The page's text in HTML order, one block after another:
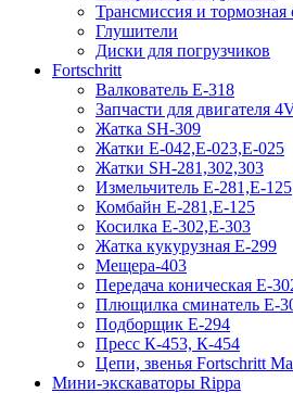
Трансмиссия и тормозная
Глушители
Диски для погрузчиков
Fortschritt
Валкователь Е-318
Запчасти для двигателя
Жатка SH-309
Жатки Е-042,Е-023,Е-025
Жатки SH-281,302,303
Измельчитель Е-281,Е-125
Комбайн Е-281,Е-125
Косилка Е-302,Е-303
Жатка кукурузная Е-299
Мещера-403
Передача коническая Е-
Плющилка сминатель Е-
Подборщик Е-294
Пресс К-453, К-454
Цепи, звенья Fortschritt
Мини-экскаваторы Rippa